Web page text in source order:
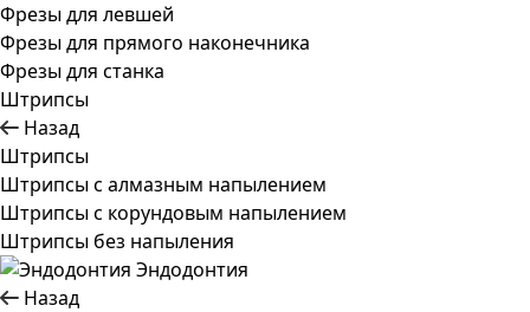
Фрезы для левшей
Фрезы для прямого наконечника
Фрезы для станка
Штрипсы
Назад
Штрипсы
Штрипсы c алмазным напылением
Штрипсы c корундовым напылением
Штрипсы без напыления
Эндодонтия
Назад